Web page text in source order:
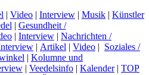
| Video | Interview | Musik | Künstler
| Gesundheit /
| Interview | Nachrichten /
| Artikel | Video | Soziales /
| Kolumne und
| Veedelsinfo | Kalender| TOP